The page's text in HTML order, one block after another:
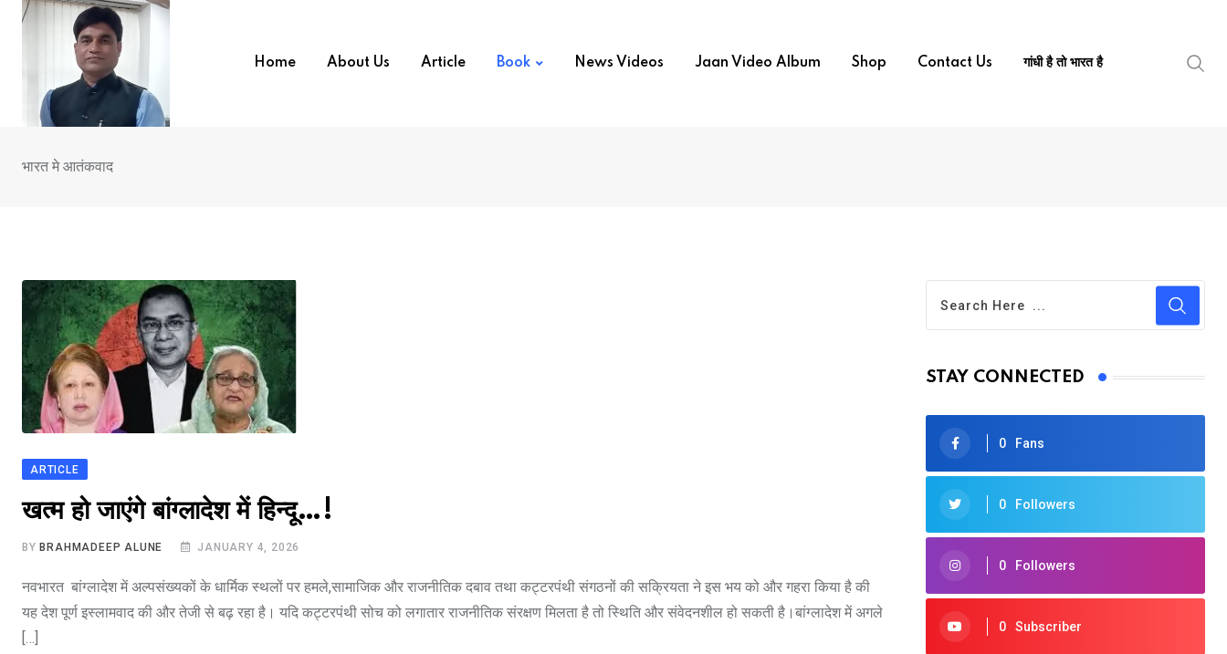
Skip
Home About Us Article Book News Videos Jaan Video Album Shop Contact Us गांधी है तो भारत है
भारत मे आतंकवाद
ARTICLE
खत्म हो जाएंगे बांग्लादेश में हिन्दू…!
BY BRAHMADEEP ALUNE JANUARY 4, 2026
नवभारत बांग्लादेश में अल्पसंख्यकों के धार्मिक स्थलों पर हमले,सामाजिक और राजनीतिक दबाव तथा कट्टरपंथी संगठनों की सक्रियता ने इस भय को और गहरा किया है की
यह देश पूर्ण इस्लामवाद की और तेजी से बढ़ रहा है। यदि कट्टरपंथी सोच को लगातार राजनीतिक संरक्षण मिलता है तो स्थिति और संवेदनशील हो सकती है।बांग्लादेश में अगले
[…]
STAY CONNECTED
0 Fans
0 Followers
0 Followers
0 Subscriber